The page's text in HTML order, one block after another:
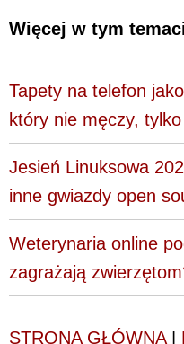
Więcej w tym
Tapety na telefon
który nie męczy,
Jesień Linuksowa
inne gwiazdy open
Weterynaria online
zagrażają
STRONA GŁÓWNA|